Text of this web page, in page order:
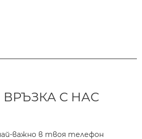
ВРЪЗКА С НАС
важно в твоя телефон